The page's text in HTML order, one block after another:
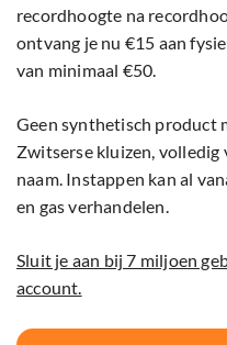
recordhoogte na
ontvang je nu €15 aan
van minimaal €50.
Geen synthetisch product
Zwitserse kluizen,
naam. Instappen kan al
en gas verhandelen.
Sluit je aan bij 7 miljoen
account.